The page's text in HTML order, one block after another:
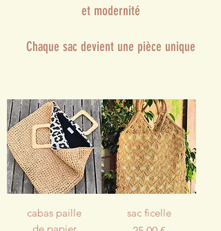
et modernité
Chaque sac devient une pièce unique
cabas paille
sac ficelle